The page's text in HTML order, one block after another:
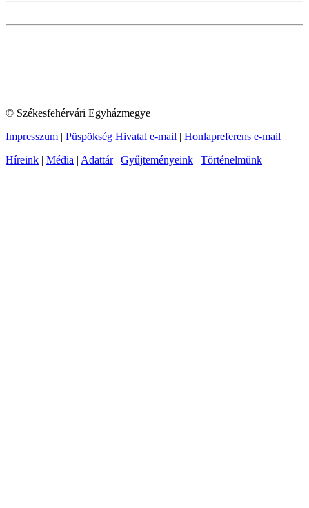
© Székesfehérvári Egyházmegye
Impresszum | Püspökség Hivatal e-mail | Honlapreferens e-mail
Híreink | Média | Adattár| Gyűjteményeink | Történelmünk